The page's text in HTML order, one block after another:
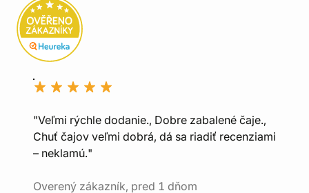
"Veľmi rýchle dodanie., Dobre zabalené čaje.,
Chuť čajov veľmi dobrá, dá sa riadiť recenziami
– neklamú."
Overený zákazník, pred 1 dňom